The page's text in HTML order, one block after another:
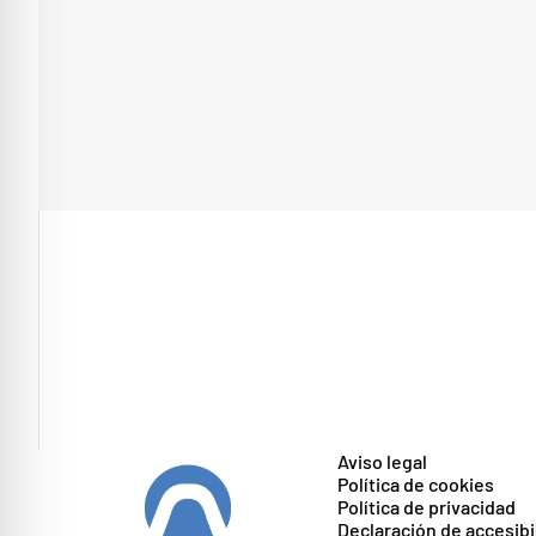
Aviso legal
Política de cookies
Política de privacidad
Declaración de